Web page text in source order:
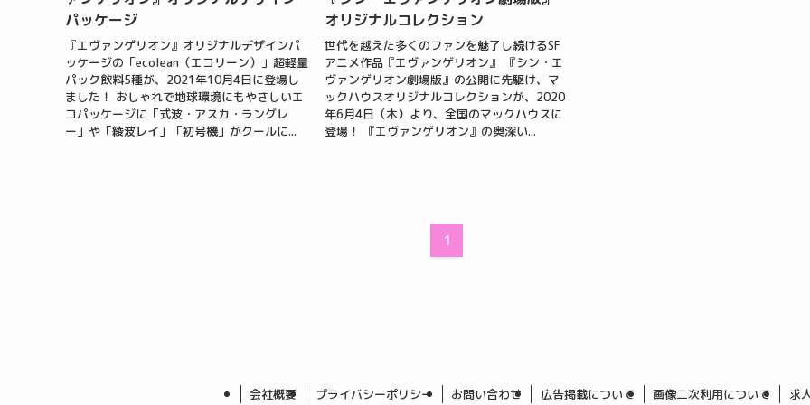
パッケージ
『エヴァンゲリオン』オリジナルデザインパ
ッケージの「ecolean（エコリーン）」超軽量
パック飲料5種が、2021年10月4日に登場し
ました！ おしゃれで地球環境にもやさしいエ
コパッケージに「式波・アスカ・ラングレ
ー」や「綾波レイ」「初号機」がクールに...
オリジナルコレクション
世代を越えた多くのファンを魅了し続けるSF
アニメ作品『エヴァンゲリオン』 『シン・エ
ヴァンゲリオン劇場版』の公開に先駆け、マ
ックハウスオリジナルコレクションが、2020
年6月4日（木）より、全国のマックハウスに
登場！ 『エヴァンゲリオン』の奥深い...
1
会社概要 プライバシーポリシー お問い合わせ 広告掲載について 画像二次利用について 求